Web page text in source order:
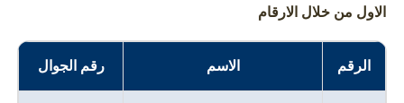
الاول من خلال الارقام
الرقم الاسم رقم الجوال